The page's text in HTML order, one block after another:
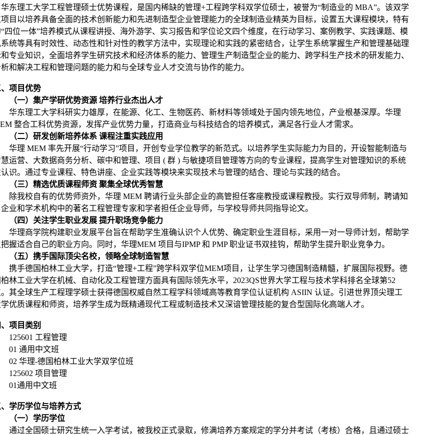
东理工大学工程管理硕士优势课程，是国内稀缺的管理+工程跨学科双学位硕士，被誉为“制造业的 MBA”。该双学
目以培养具备全面的技术创新能力和先进制造型企业管理能力的全球制造业精英为目标，设置五大课程模块，特有
四位一体”培养模式从课程讲授、海外游学、实习报告和学位论文四个维度，在行动学习、案例教学、实践课题、模
统等具有时效性、动态性和针对性的教学方法中，实现理论和实践的紧密结合，让学生系统掌握生产和管理基础理
专业知识，全面培养学生研究技术和经济体系的能力、管理生产制造型企业的能力、跨学科生产技术的研发能力、
和解决工程和管理问题的能力和与全球专业人才交流与协作的能力。
项目优势
（一）集产学研优势资源 培养行业杰出人才
华东理工大学科研实力雄厚，在能源、化工、生物医药、新材料等领域处于国内领先地位，产业根基深厚。华理
整合工科优势资源，发挥产业优势力量，打造商业与科技结合的培养模式，满足各行业人才需求。
（二）研发创新培养体系 课程注重实践应用
华理 MEM 率先开展“行动学习”项目，开创专业学位教学的新范式。以培养学生实际能力为目的，开设智能制造与
运营、大数据商务分析、碳中和管理、项目 ( 群 ) 与敏捷项目管理等方向的专业课程，提高学生对管理知识的系统
识。通过专业课程、特色讲座、企业实践等模块来实现技术与管理的结合、理论与实践的结合。
（三）精选优质课程师资 聚集全球优秀智慧
除我校自有的优势师资外，华理 MEM 聘请行业头部企业的高管担任客座教授或课程教授。实行双导师制，聘请知
业和学术机构中的著名工程管理专家和学者担任企业导师，与学校导师共同指导论文。
（四）关注学生职业发展 提升职场竞争能力
华理商学院构建职业发展平台旨在帮助学生准确认识个人优势、确定职业生涯目标，采用一对一导师计划，帮助学
握适合自己的职业方向。同时，华理MEM 项目与IPMP 和 PMP 职业证书双挂钩，帮助学生提升职业竞争力。
（五）携手国际顶尖名校，领略全球制造智慧
携手德国柏林工业大学，打造“管理+工程”跨学科双学位MEM项目，让学生学习德国制造精髓，扩展国际视野。德
林工业大学在机械、自动化及工程管理方面具有国际领先水平，2023QS世界大学工程与技术学科排名全球第52
其全球生产工程理学硕士获得德国权威自然工程学科领域高等教育学位认证机构 ASIIN 认证。引进世界顶尖理工
优质课程和师资，培养学生成为既精通现代工程或制造技术又深谙管理技能的复合型国际化高端人才。
项目类别
125601 工程管理
01 通用中文班
02 华理-德国柏林工业大学双学位班
125602 项目管理
01通用中文班
学历学位与培养方式
（一）学历学位
通过全国硕士研究生统一入学考试，被我校正式录取，修满培养方案规定的学分并考试（考核）合格，且通过硕士